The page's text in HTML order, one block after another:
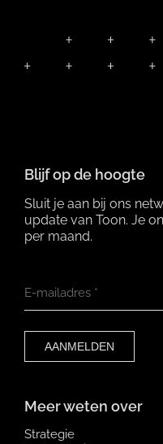
Meer weten over
Strategie
Blijf op de hoogte
Sluit je aan bij ons
update van Toon. Je
per maand.
E-mailadres *